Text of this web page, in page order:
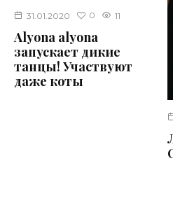
31.01.2020 0 11
Alyona alyona
запускает дикие
танцы! Участвуют
даже коты